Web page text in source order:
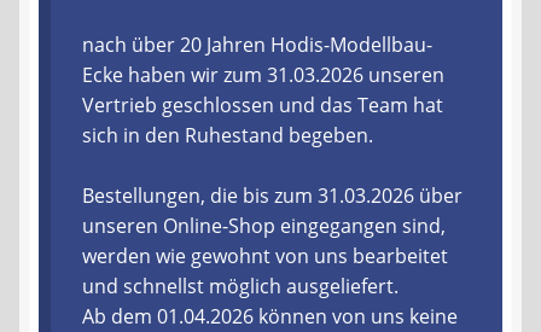
Warenkorb
Ablauf einer Bestellung
Zahlungsarten
Lieferzeit & Verfügbarkeit
nach über 20 Jahren Hodis-Modellbau-
Ecke haben wir zum 31.03.2026 unseren
Vertrieb geschlossen und das Team hat
sich in den Ruhestand begeben.
Bestellungen, die bis zum 31.03.2026 über
unseren Online-Shop eingegangen sind,
werden wie gewohnt von uns bearbeitet
und schnellst möglich ausgeliefert.
Ab dem 01.04.2026 können von uns keine